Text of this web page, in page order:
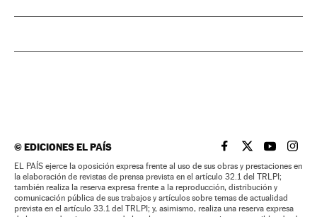
©EDICIONES EL PAÍS EL PAÍS BRASIL EN
EL PAÍSEL PAÍS
EL
EL PAÍS ejerce la oposición expresa frente al uso de sus obras y prestaciones en
la elaboración de revistas de prensa prevista en el artículo 32.1 del TRLPI;
también realiza la reserva expresa frente a la reproducción, distribución y
comunicación pública de sus trabajos y artículos sobre temas de actualidad
prevista en el artículo 33.1 del TRLPI; y, asimismo, realiza una reserva expresa